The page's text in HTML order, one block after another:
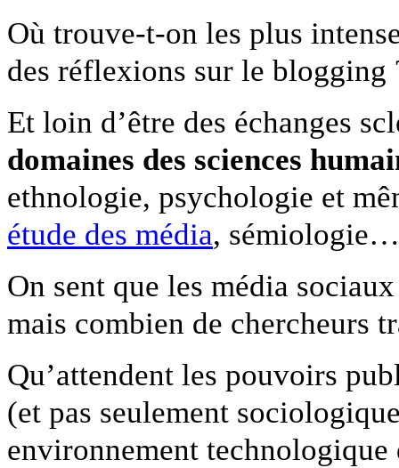
Où trouve-t-on les plus
des réflexions sur le blogging
Et loin d’être des échanges
domaines des sciences
ethnologie, psychologie et
étude des média,
On sent que les média
mais combien de chercheurs
Qu’attendent les pouvoirs
(et pas seulement
environnement technologique